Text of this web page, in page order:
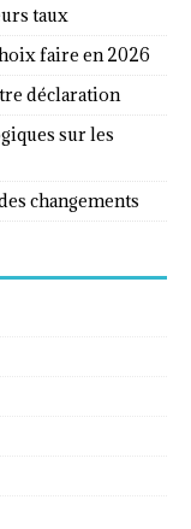
taux
faire en 2026
déclaration
sur les
changements